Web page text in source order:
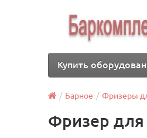
Купить
Барное Фризеры
Фризер для